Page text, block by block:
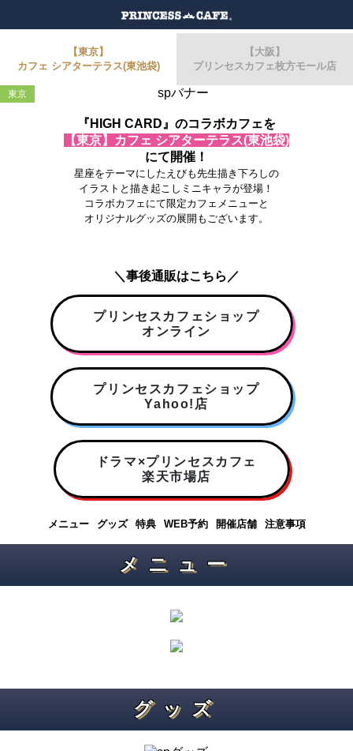
【東京】
カフェ シアターテラス(東池袋)
【大阪】
プリンセスカフェ枚方モール店
東京
『HIGH CARD』のコラボカフェを
【東京】カフェ シアターテラス(東池袋)
にて開催！
星座をテーマにしたえびも先生描き下ろしの
イラストと描き起こしミニキャラが登場！
コラボカフェにて限定カフェメニューと
オリジナルグッズの展開もございます。
＼事後通販はこちら／
プリンセスカフェショップ
オンライン
プリンセスカフェショップ
Yahoo!店
ドラマ×プリンセスカフェ
楽天市場店
メニュー グッズ 特典 WEB予約 開催店舗 注意事項
メニュー
グッズ